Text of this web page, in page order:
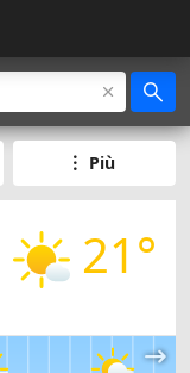
Più
21°